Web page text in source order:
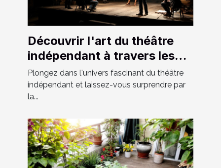
Découvrir l'art du théâtre
indépendant à travers les
spectacles locaux
Plongez dans l'univers fascinant du théâtre
indépendant et laissez-vous surprendre par
la...